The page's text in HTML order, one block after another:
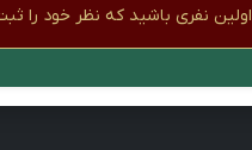
اولین نفری باشید که نظر خود را